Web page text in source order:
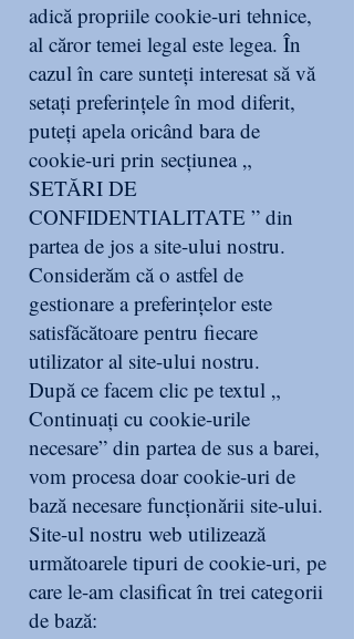
adică propriile cookie-uri tehnice,
al căror temei legal este legea. În
cazul în care sunteți interesat să vă
setați preferințele în mod diferit,
puteți apela oricând bara de
cookie-uri prin secțiunea „
SETĂRI DE
CONFIDENTIALITATE ” din
partea de jos a site-ului nostru.
Considerăm că o astfel de
gestionare a preferințelor este
satisfăcătoare pentru fiecare
utilizator al site-ului nostru.
După ce facem clic pe textul „
Continuați cu cookie-urile
necesare” din partea de sus a barei,
vom procesa doar cookie-uri de
bază necesare funcționării site-ului.
Site-ul nostru web utilizează
următoarele tipuri de cookie-uri, pe
care le-am clasificat în trei categorii
de bază: